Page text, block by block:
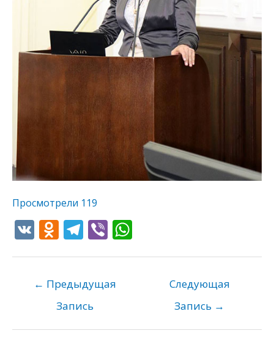
Просмотрели 119
V O
o
kl
as
T
gr
a
m
Vi
p
← Предыдущая
Запись
Следующая
Запись →